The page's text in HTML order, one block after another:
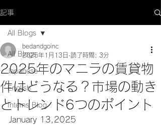
記事
All Blogs
Japanese
English
Interns Blog
All Blogs
2025年のマニラの賃貸物
件はどうなる？市場の動き
とトレンド6つのポイント
bedandgoinc
2025年1月13日 読了時間: 3分
January 13,2025